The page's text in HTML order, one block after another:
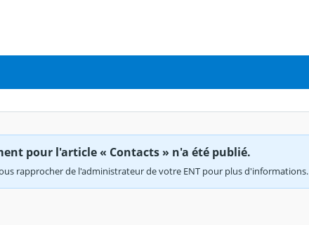
pour l'article « Contacts » n'a été publié.
rapprocher de l'administrateur de votre ENT pour plus d'informations.